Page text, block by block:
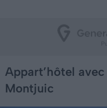
Appart’hôtel
Montjuic